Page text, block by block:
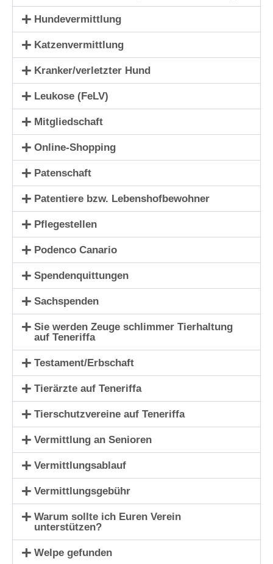
Hundevermittlung
Katzenvermittlung
Kranker/verletzter Hund
Leukose (FeLV)
Mitgliedschaft
Online-Shopping
Patenschaft
Patentiere bzw. Lebenshofbewohner
Pflegestellen
Podenco Canario
Spendenquittungen
Sachspenden
Sie werden Zeuge schlimmer Tierhaltung
auf Teneriffa
Testament/Erbschaft
Tierärzte auf Teneriffa
Tierschutzvereine auf Teneriffa
Vermittlung an Senioren
Vermittlungsablauf
Vermittlungsgebühr
Warum sollte ich Euren Verein
unterstützen?
Welpe gefunden